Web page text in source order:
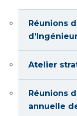
Réunions
Atelier
Réunions
annuelle